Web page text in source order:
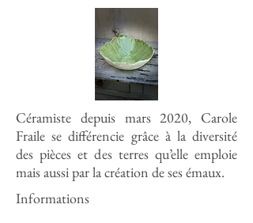
Céramiste depuis mars 2020, Carole
Fraile se différencie grâce à la diversité
des pièces et des terres qu’elle emploie
mais aussi par la création de ses émaux.
Informations